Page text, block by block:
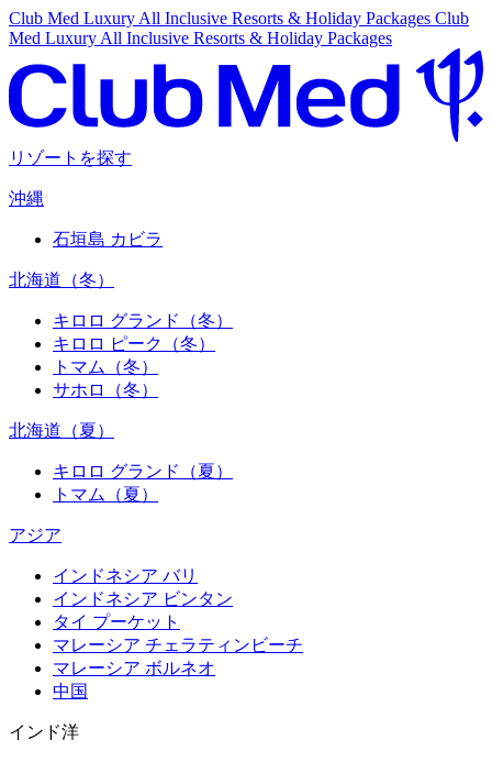
Club Med Luxury All Inclusive Resorts & Holiday Packages Club
Med Luxury All Inclusive Resorts & Holiday Packages
リゾートを探す
沖縄
石垣島 カビラ
北海道（冬）
キロロ グランド（冬）
キロロ ピーク（冬）
トマム（冬）
サホロ（冬）
北海道（夏）
キロロ グランド（夏）
トマム（夏）
アジア
インドネシア バリ
インドネシア ビンタン
タイ プーケット
マレーシア チェラティンビーチ
マレーシア ボルネオ
中国
インド洋